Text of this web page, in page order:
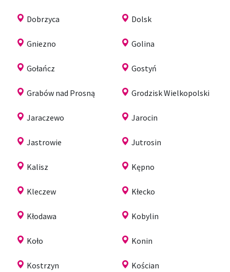
Dobrzyca Dolsk
Gniezno Golina
Gołańcz Gostyń
Grabów nad Prosną Grodzisk Wielkopolski
Jaraczewo Jarocin
Jastrowie Jutrosin
Kalisz Kępno
Kleczew Kłecko
Kłodawa Kobylin
Koło Konin
Kostrzyn Kościan